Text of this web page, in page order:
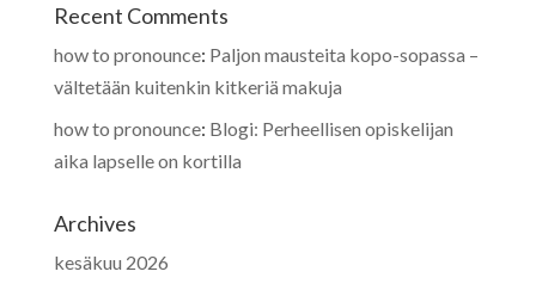
Recent Comments
how to pronounce: Paljon mausteita kopo-sopassa –
vältetään kuitenkin kitkeriä makuja
how to pronounce: Blogi: Perheellisen opiskelijan
aika lapselle on kortilla
Archives
kesäkuu 2026